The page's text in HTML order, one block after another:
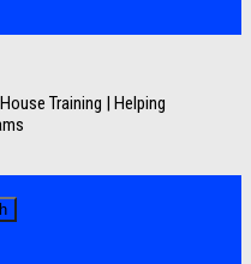
Training | Helping